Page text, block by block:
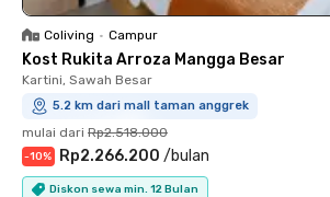
Coliving • Campur
Kost Rukita Arroza Mangga Besar
Kartini, Sawah Besar
5.2 km dari mall taman anggrek
mulai dari Rp2.518.000
-10% Rp2.266.200 /bulan
Diskon sewa min. 12 Bulan